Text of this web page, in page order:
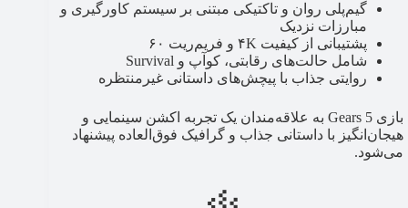
گیم‌پلی روان و تاکتیکی مبتنی بر سیستم کاورگیری و
مبارزات نزدیک
پشتیبانی از کیفیت ۴K و فریم‌ریت ۶۰
شامل حالت‌های رقابتی، کوآپ و Survival
روایتی جذاب با پیچش‌های داستانی غیرمنتظره
بازی Gears 5 به علاقه‌مندان یک تجربه اکشن سینمایی و
هیجان‌انگیز با داستانی جذاب و گرافیک فوق‌العاده پیشنهاد
می‌شود.